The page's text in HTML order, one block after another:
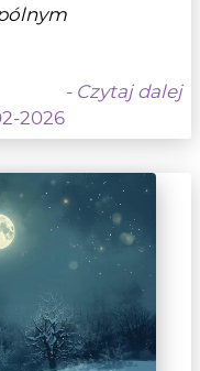
- Czytaj dalej
2026